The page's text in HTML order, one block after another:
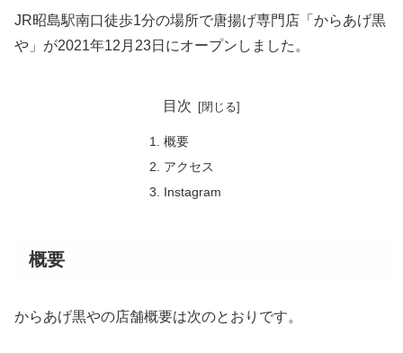
JR昭島駅南口徒歩1分の場所で唐揚げ専門店「からあげ黒
や」が2021年12月23日にオープンしました。
目次
概要
アクセス
Instagram
概要
からあげ黒やの店舗概要は次のとおりです。